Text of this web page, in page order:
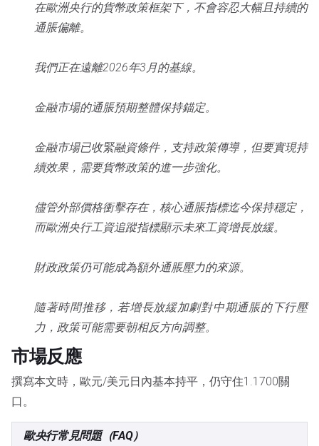
在歐洲央行的貨幣政策框架下，不會容忍大幅且持續的
通脹偏離。
我們正在遠離2026年3月的基線。
金融市場的通脹預期整體保持錨定。
金融市場已收緊融資條件，支持政策傳導，但要實現持
續效果，需要貨幣政策的進一步強化。
儘管外部價格衝擊存在，核心通脹指標迄今保持穩定，
而歐洲央行工資追蹤指標顯示未來工資增長放緩。
財政政策仍可能成為額外通脹壓力的來源。
隨著時間推移，若增長放緩加劇對中期通脹的下行壓
力，政策可能需要朝相反方向調整。
市場反應
撰寫本文時，歐元/美元日內基本持平，仍守住1.1700關
口。
歐央行常見問題（FAQ）